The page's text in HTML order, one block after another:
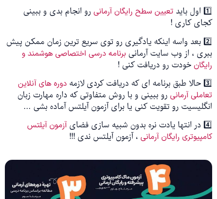
1️⃣ اول باید
تعیین سطح رایگان آرمانی رو انجام بدی و ببینی
کجای کاری !
2️⃣ بعد واسه اینکه یادگیری رو توی سریع ترین زمان ممکن پیش
ببری ، از وب سایت آرمانی برنامه درسی اختصاصی هوشمند و
رایگان خودت رو دریافت کنی !
3️⃣ حالا طبق برنامه ای که دریافت کردی لازمه
دوره های آنلاین
تعاملی آرمانی رو ببینی و با روش متفاوتی که داره مهارت زبان
انگلیسیت رو تقویت کنی یا برای آزمون آیلتس آماده بشی …
4️⃣ در انتها یادت نره بدون شبیه سازی فضای
آزمون آیلتس
کامپیوتری رایگان آرمانی ، آزمون آیلتس ندی !!!